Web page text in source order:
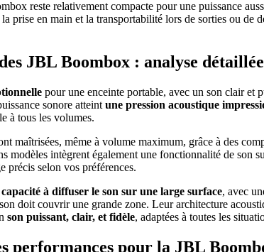
reste relativement compacte pour une puissance
en main et la transportabilité lors de sorties ou de
JBL Boombox : analyse détaillée
pour une enceinte portable, avec un son clair et
sonore atteint une pression acoustique
à tous les volumes.
maîtrisées, même à volume maximum, grâce à des
modèles intègrent également une fonctionnalité de
précis selon vos préférences.
capacité à diffuser le son sur une large surface, avec
doit couvrir une grande zone. Leur architecture
son puissant, clair, et fidèle, adaptées à toutes les
performances pour la JBL